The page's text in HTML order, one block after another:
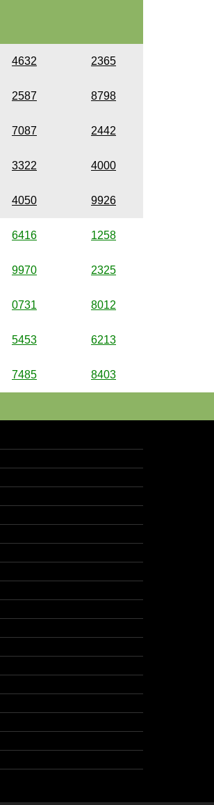
4632 2365
2587 8798
7087 2442
3322 4000
4050 9926
6416 1258
9970 2325
0731 8012
5453 6213
7485 8403